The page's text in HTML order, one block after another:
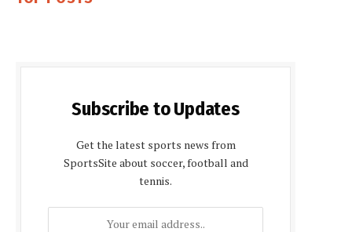
Subscribe to Updates
Get the latest sports news from
SportsSite about soccer, football and
tennis.